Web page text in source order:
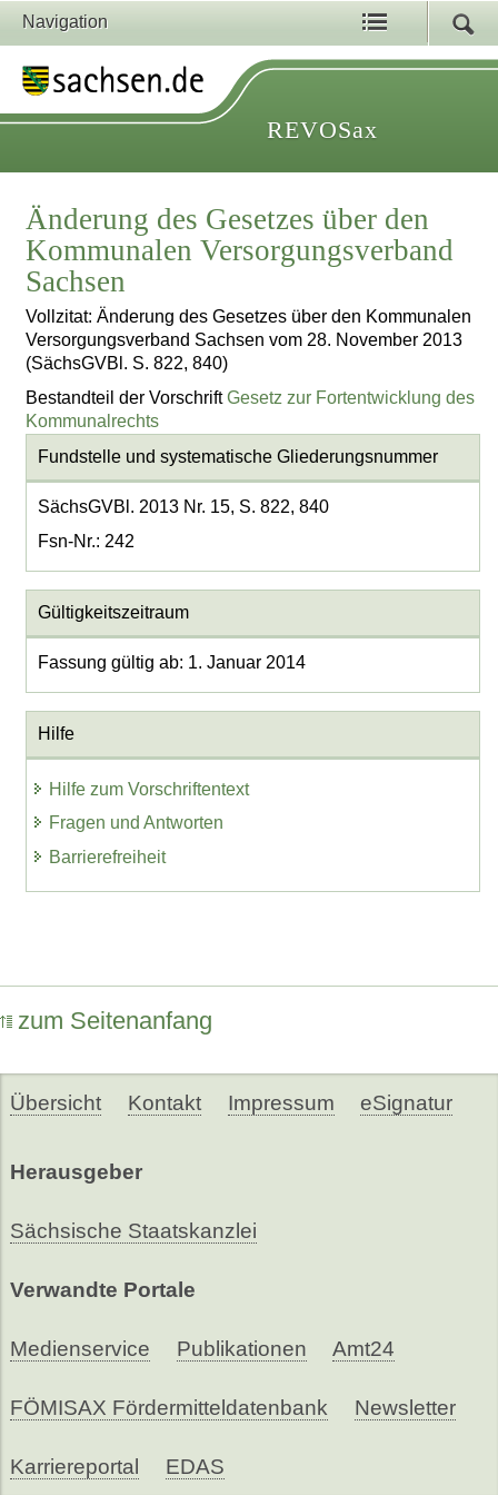
Navigation
REVOSax
Änderung des Gesetzes über den
Kommunalen Versorgungsverband
Sachsen
Vollzitat: Änderung des Gesetzes über den Kommunalen
Versorgungsverband Sachsen vom 28. November 2013
(SächsGVBl. S. 822, 840)
Bestandteil der VorschriftGesetz zur Fortentwicklung des
Kommunalrechts
Fundstelle und systematische Gliederungsnummer
SächsGVBl. 2013 Nr. 15, S. 822, 840
Fsn-Nr.: 242
Gültigkeitszeitraum
Fassung gültig ab: 1. Januar 2014
Hilfe
Hilfe zum Vorschriftentext
Fragen und Antworten
Barrierefreiheit
zum Seitenanfang
Übersicht Kontakt Impressum eSignatur
Herausgeber
Sächsische Staatskanzlei
Verwandte Portale
Medienservice Publikationen Amt24
FÖMISAX Fördermitteldatenbank Newsletter
Karriereportal EDAS